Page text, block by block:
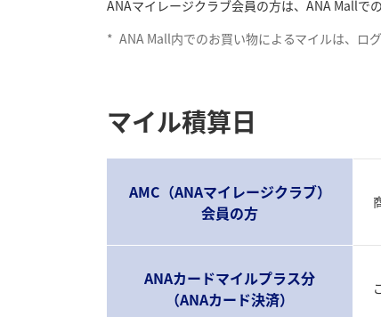
ANAマイレージクラブ会員の方は、ANA Mallで
* ANA Mall内でのお買い物によるマイルは、ロ
マイル積算日
AMC（ANAマイレージクラブ）
会員の方
ANAカードマイルプラス分
（ANAカード決済）